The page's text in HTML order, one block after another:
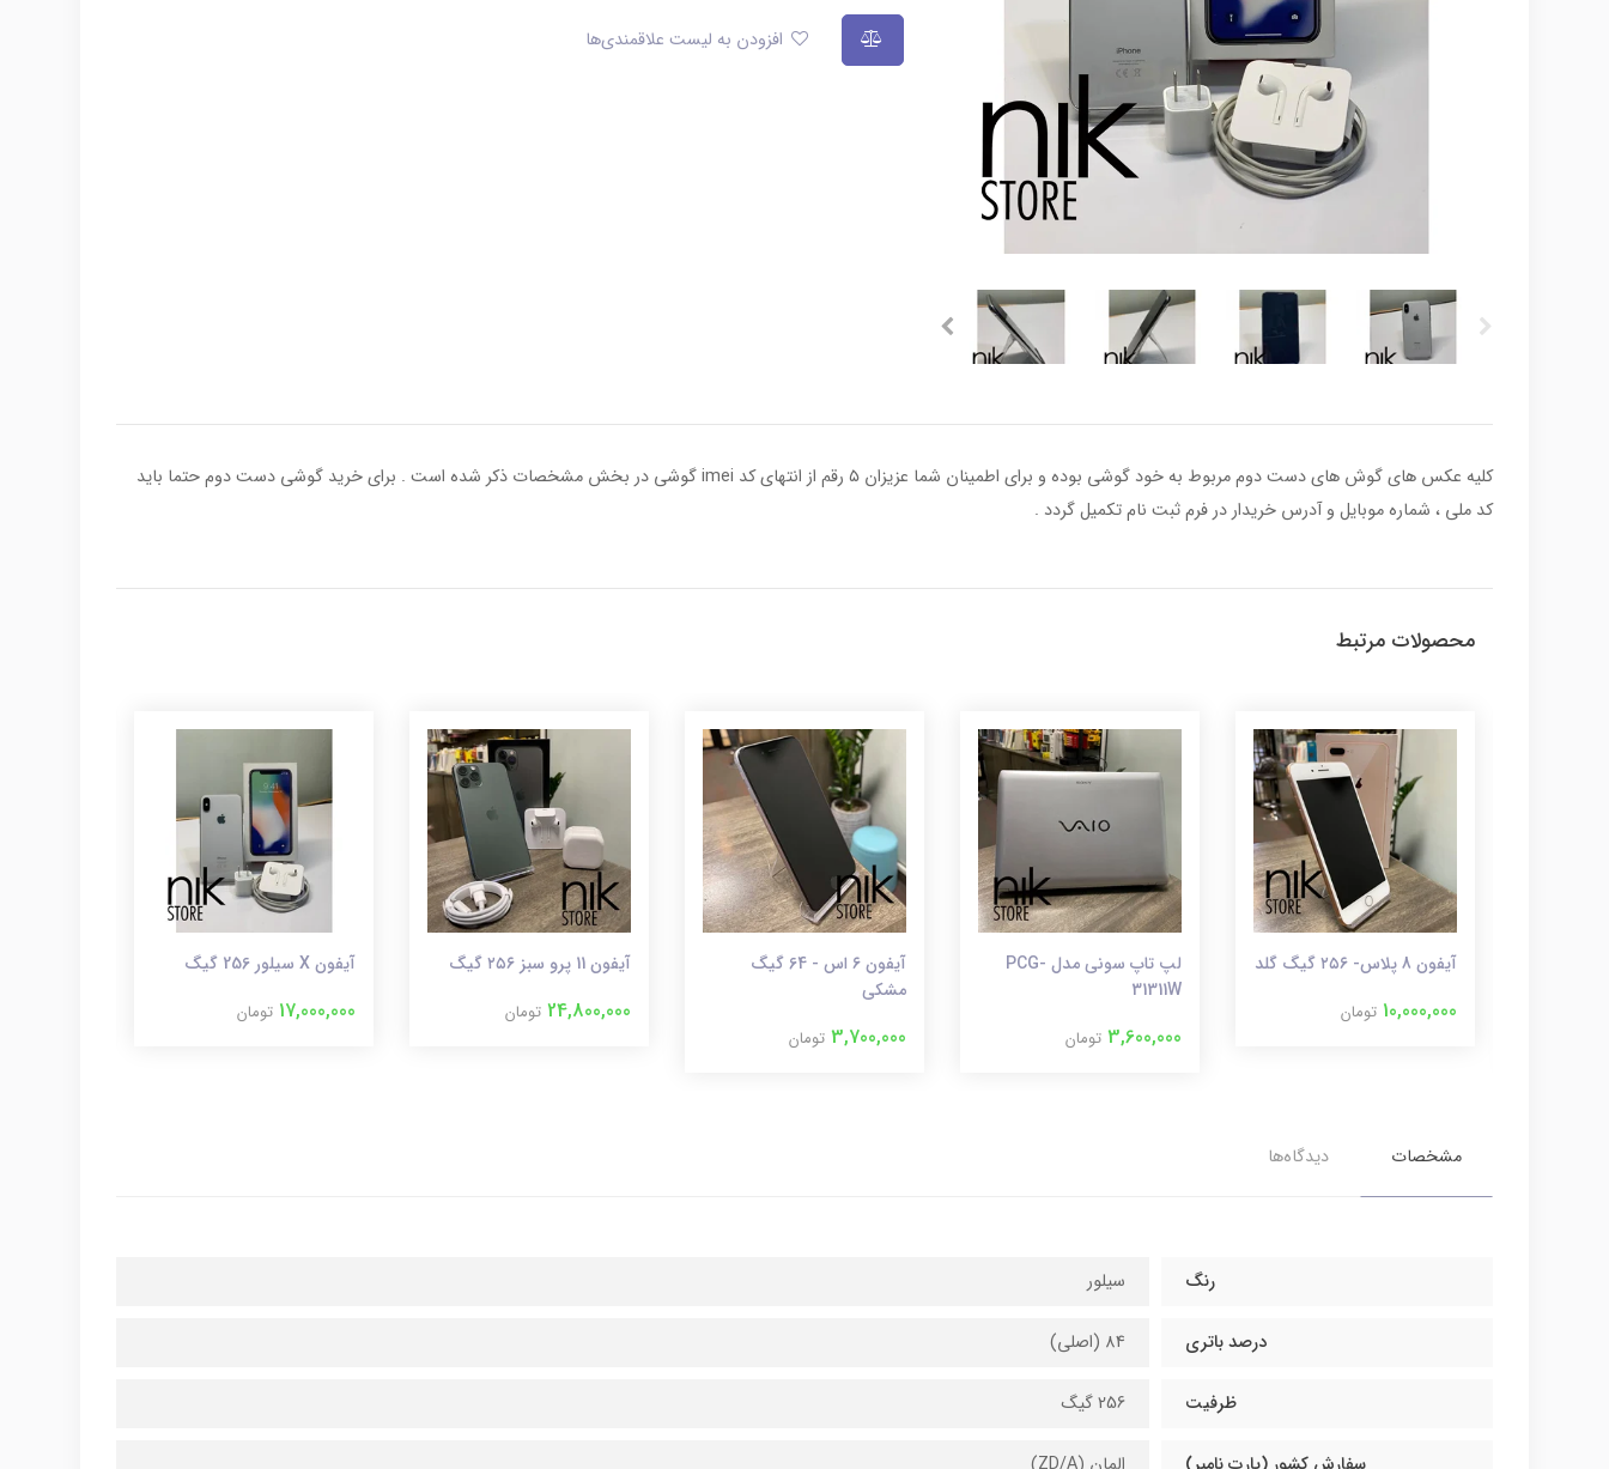
کلیه عکس های گوش های دست دوم مربوط به خود گوشی بوده و برای اطمینان شما عزیزان ۵ رقم از انتهای کد imei گوشی در بخش مشخصات ذکر شده است . برای خرید گوشی دست دوم حتما باید
کد ملی ، شماره موبایل و آدرس خریدار در فرم ثبت نام تکمیل گردد .
محصولات مرتبط
آیفون 8 پلاس- ۲۵۶ گیگ گلد
10,000,000 تومان
لپ تاپ سونی مدل PCG-
31311W
3,600,000 تومان
آیفون ۶ اس - 64 گیگ
مشکی
3,700,000 تومان
آیفون 11 پرو سبز ۲۵۶ گیگ
24,800,000 تومان
آیفون X سیلور 256 گیگ
17,000,000 تومان
مشخصات دیدگاه‌ها
رنگ سیلور
درصد باتری 84 (اصلی)
ظرفیت 256 گیگ